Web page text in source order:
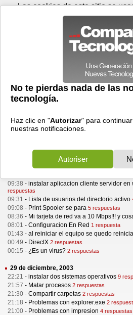
Prensa Videos
> Windows 2000
Windows 2000
Filtrar por categoría :
Aplicaciones Desarrollo Juegos
Windows Vista Windows XP
09:38 - instalar aplicacion cliente servidor
respuestas
09:31 - Lista de usuarios del directorio activo
09:08 - Print Spooler se para 5 respuestas
08:36 - Mi tarjeta de red va a 10 Mbps!!! y
08:01 - Configuracion En Red 1 respuesta
01:43 - al reiniciar el equipo se quedo
00:49 - DirectX 2 respuestas
00:15 - ¿Es un virus? 2 respuestas
29 de diciembre, 2003
22:21 - instalar dos sistemas operativos 9
21:57 - Matar procesos 2 respuestas
21:30 - Compartir carpetas 2 respuestas
21:18 - Problemas con explorer.exe 2
21:00 - Problemas con impresion 4 respuestas
Viernes 07 de agosto - 03:03
Las cookies de este sitio se
contenido y los anuncios, para
sociales y para analizar el
información sobre el uso que haga
partners de medios sociales, de
web.
OK